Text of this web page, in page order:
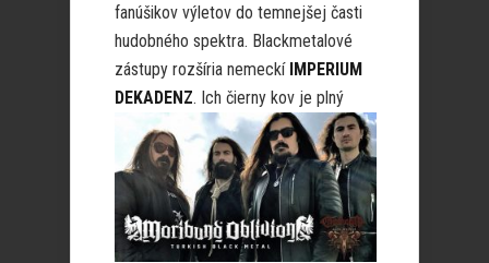
fanúšikov výletov do temnejšej časti
hudobného spektra. Blackmetalové
zástupy rozšíria nemeckí IMPERIUM
DEKADENZ. Ich čierny kov je plný